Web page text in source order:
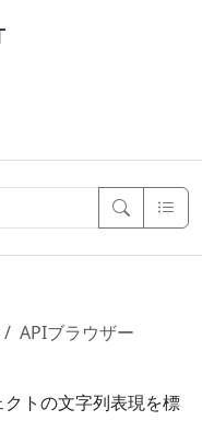
APIブラウザー
トの文字列表現を標